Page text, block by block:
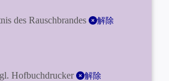
des Rauschbrandes
解除
Hofbuchdrucker
解除